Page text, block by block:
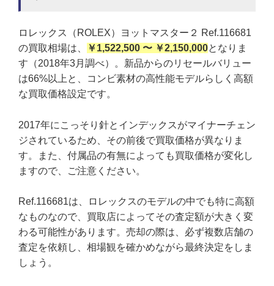
ロレックス（ROLEX）ヨットマスター２ Ref.116681
の買取相場は、
￥1,522,500 〜 ￥2,150,000となりま
す（2018年3月調べ）。新品からのリセールバリュー
は66%以上と、コンビ素材の高性能モデルらしく高額
な買取価格設定です。
2017年にこっそり針とインデックスがマイナーチェン
ジされているため、その前後で買取価格が異なりま
す。また、付属品の有無によっても買取価格が変化し
ますので、ご注意ください。
Ref.116681は、ロレックスのモデルの中でも特に高額
なものなので、買取店によってその査定額が大きく変
わる可能性があります。売却の際は、必ず複数店舗の
査定を依頼し、相場観を確かめながら最終決定をしま
しょう。